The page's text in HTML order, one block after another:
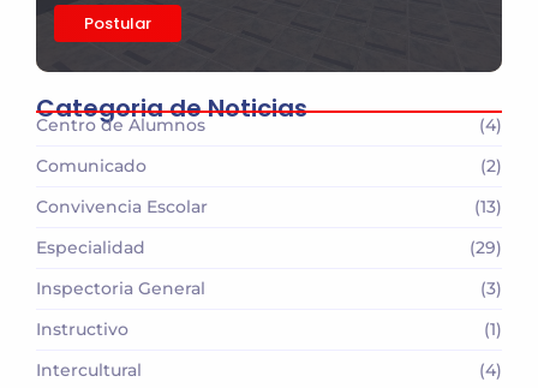
Postular
Categoria de Noticias
Centro de Alumnos
(4)
Comunicado
(2)
Convivencia Escolar
(13)
Especialidad
(29)
Inspectoria General
(3)
Instructivo
(1)
Intercultural
(4)